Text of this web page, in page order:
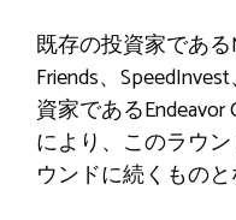
既存の投資家である
Friends、
資家であるEndeavor
により、このラウ
ウンドに続くものと